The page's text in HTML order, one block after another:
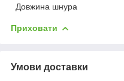
Довжина шнура
Приховати
Умови доставки